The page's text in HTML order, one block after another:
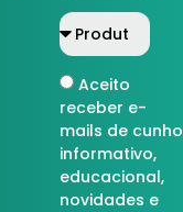
Aceito
receber e-
mails de cunho
informativo,
educacional,
novidades e